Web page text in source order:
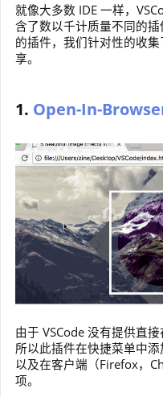
就像大多数 IDE 一样，
含了数以千计质量不同的
的插件，我们针对性的收
享。
1. Open-In-
由于 VSCode 没有提供直
所以此插件在快捷菜单中添
以及在客户端（Firefox，
项。